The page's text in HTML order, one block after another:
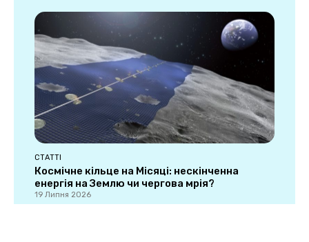
СТАТТІ
Космічне кільце на Місяці: нескінченна
енергія на Землю чи чергова мрія?
19 Липня 2026